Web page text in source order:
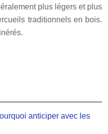
plus légers et plus
traditionnels en bois.
anticiper avec les